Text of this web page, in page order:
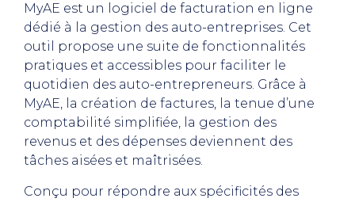
MyAE est un logiciel de facturation en ligne
dédié à la gestion des auto-entreprises. Cet
outil propose une suite de fonctionnalités
pratiques et accessibles pour faciliter le
quotidien des auto-entrepreneurs. Grâce à
MyAE, la création de factures, la tenue d’une
comptabilité simplifiée, la gestion des
revenus et des dépenses deviennent des
tâches aisées et maîtrisées.
Conçu pour répondre aux spécificités des